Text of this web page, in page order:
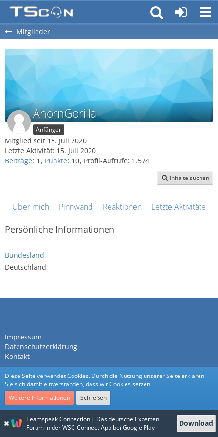
Mitglieder
AhornGorilla
Anfänger
Mitglied seit 15. Juli 2020
Letzte Aktivität: 15. Juli 2020
Beiträge 1 Punkte 10 Profil-Aufrufe 1.574
Inhalte suchen
Über mich Pinnwand Reaktionen Letzte Aktivitäten
Persönliche Informationen
Bundesland
Deutschland
Impressum
Datenschutzerklärung
Kontakt
Community-Software:WoltLab Suite™
Stil:Nexusvoncls-design
Teamspeak Connection | Das deutsche Experten
Forum in der WSC-Connect App bei Google Play
Download
Diese Seite verwendet Cookies. Durch die Nutzung unserer Seite erklären
Sie sich damit einverstanden, dass wir Cookies setzen.
Weitere Informationen
Schließen